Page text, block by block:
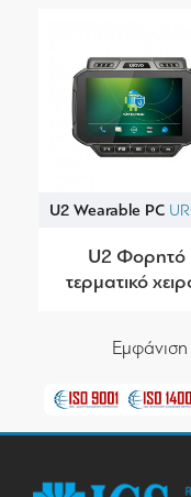
U2 Wearable PC
U2 Φορητό
τερματικό